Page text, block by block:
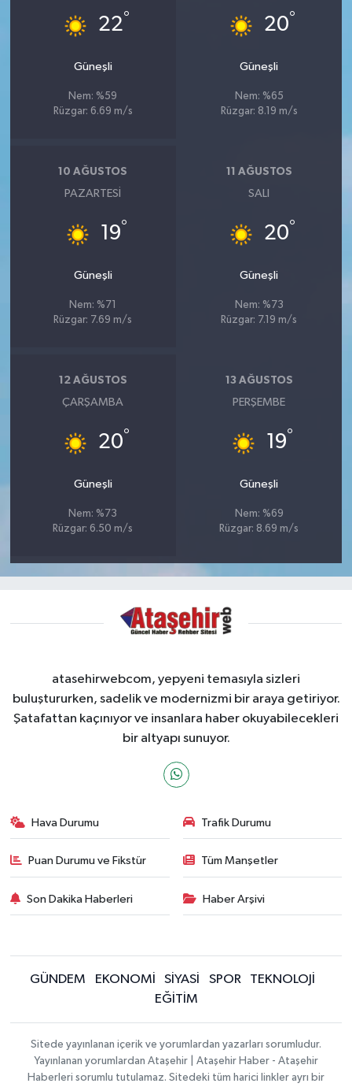
22°
Güneşli
Nem: %59
Rüzgar: 6.69 m/s
20°
Güneşli
Nem: %65
Rüzgar: 8.19 m/s
10 AĞUSTOS
PAZARTESI
19°
Güneşli
Nem: %71
Rüzgar: 7.69 m/s
11 AĞUSTOS
SALI
20°
Güneşli
Nem: %73
Rüzgar: 7.19 m/s
12 AĞUSTOS
ÇARŞAMBA
20°
Güneşli
Nem: %73
Rüzgar: 6.50 m/s
13 AĞUSTOS
PERŞEMBE
19°
Güneşli
Nem: %69
Rüzgar: 8.69 m/s
atasehirwebcom, yepyeni temasıyla sizleri
buluştururken, sadelik ve modernizmi bir araya getiriyor.
Şatafattan kaçınıyor ve insanlara haber okuyabilecekleri
bir altyapı sunuyor.
Hava Durumu Trafik Durumu
Puan Durumu ve Fikstür Tüm Manşetler
Son Dakika Haberleri Haber Arşivi
GÜNDEM EKONOMİ SİYASİ SPOR
TEKNOLOJİ
EĞİTİM
Sitede yayınlanan içerik ve yorumlardan yazarları sorumludur.
Yayınlanan yorumlardan Ataşehir | Ataşehir Haber - Ataşehir
Haberleri sorumlu tutulamaz. Sitedeki tüm harici linkler ayrı bir